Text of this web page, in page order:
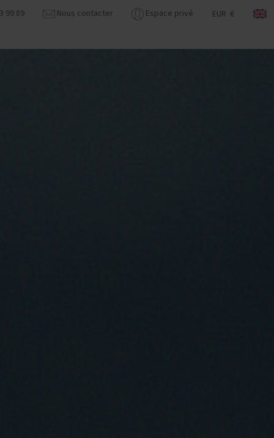
99 89 Nous contacter Espace privé EUR €